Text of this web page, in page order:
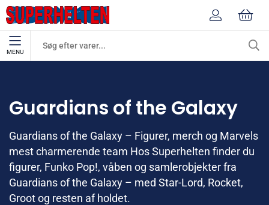
MENU
Guardians of the Galaxy
Guardians of the Galaxy – Figurer, merch og Marvels
mest charmerende team Hos Superhelten finder du
figurer, Funko Pop!, våben og samlerobjekter fra
Guardians of the Galaxy – med Star-Lord, Rocket,
Groot og resten af holdet.